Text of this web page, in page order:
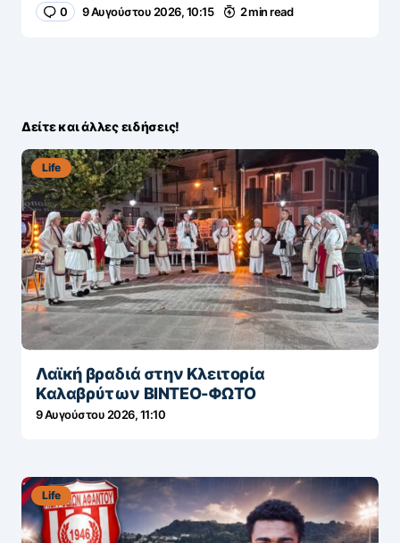
0 9 Αυγούστου 2026, 10:15 2 min read
Δείτε και άλλες ειδήσεις!
Life
Λαϊκή βραδιά στην Κλειτορία
Καλαβρύτων ΒΙΝΤΕΟ-ΦΩΤΟ
9 Αυγούστου 2026, 11:10
Life